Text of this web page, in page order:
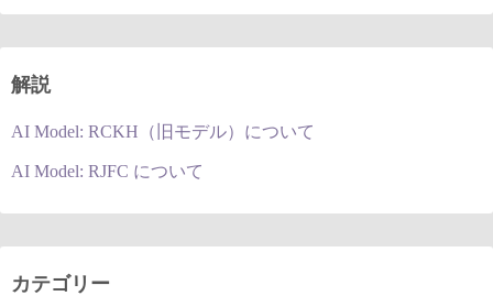
解説
AI Model: RCKH（旧モデル）について
AI Model: RJFC について
カテゴリー